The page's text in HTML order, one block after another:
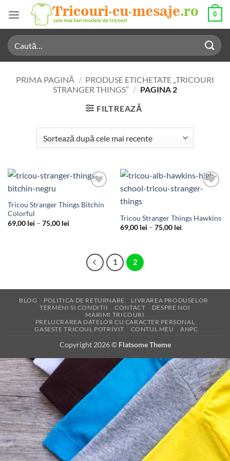
content
0
Caută
după:
PRIMA PAGINĂ / PRODUSE ETICHETATE „TRICOURI
STRANGER THINGS” / PAGINA 2
FILTREAZĂ
Wishlist
Tricou Stranger Things Bitchin
Colorful
69,00 lei – 75,00 leiInterval
75,00 lei
Tricou Stranger Things Hawkins
69,00 lei – 75,00 leiInterval
1 2
BLOG POLITICA DE RETURNARE
LIVRAREA PRODUSELOR
TERMENI SI CONDITII
CONTACT
DESPRE NOI
MARIMI TRICOURI
PRELUCRAREA DATELOR CU CARACTER PERSONAL
GASESTE TRICOUL POTRIVIT
CONTUL MEU ANPC
Copyright 2026 © Flatsome Theme